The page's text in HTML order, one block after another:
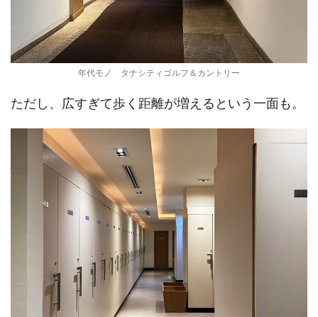
年代モノ タナシティゴルフ＆カントリー
ただし、広すぎて歩く距離が増えるという一面も。